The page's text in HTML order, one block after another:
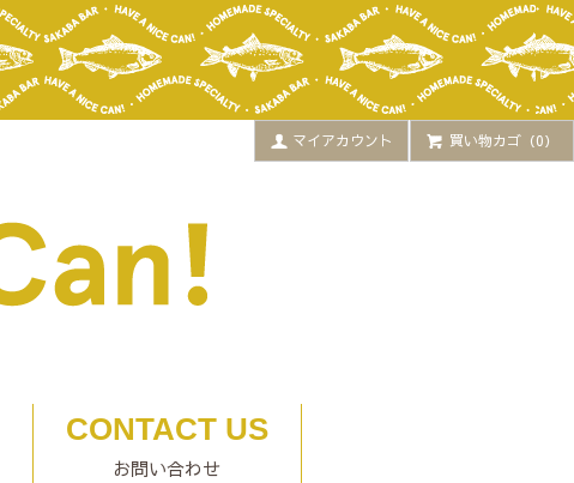
買い物カゴ（0）
マイアカウント
CONTACT US
お問い合わせ